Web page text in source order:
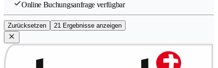
Online Buchungsanfrage verfügbar
Zurücksetzen 21 Ergebnisse anzeigen